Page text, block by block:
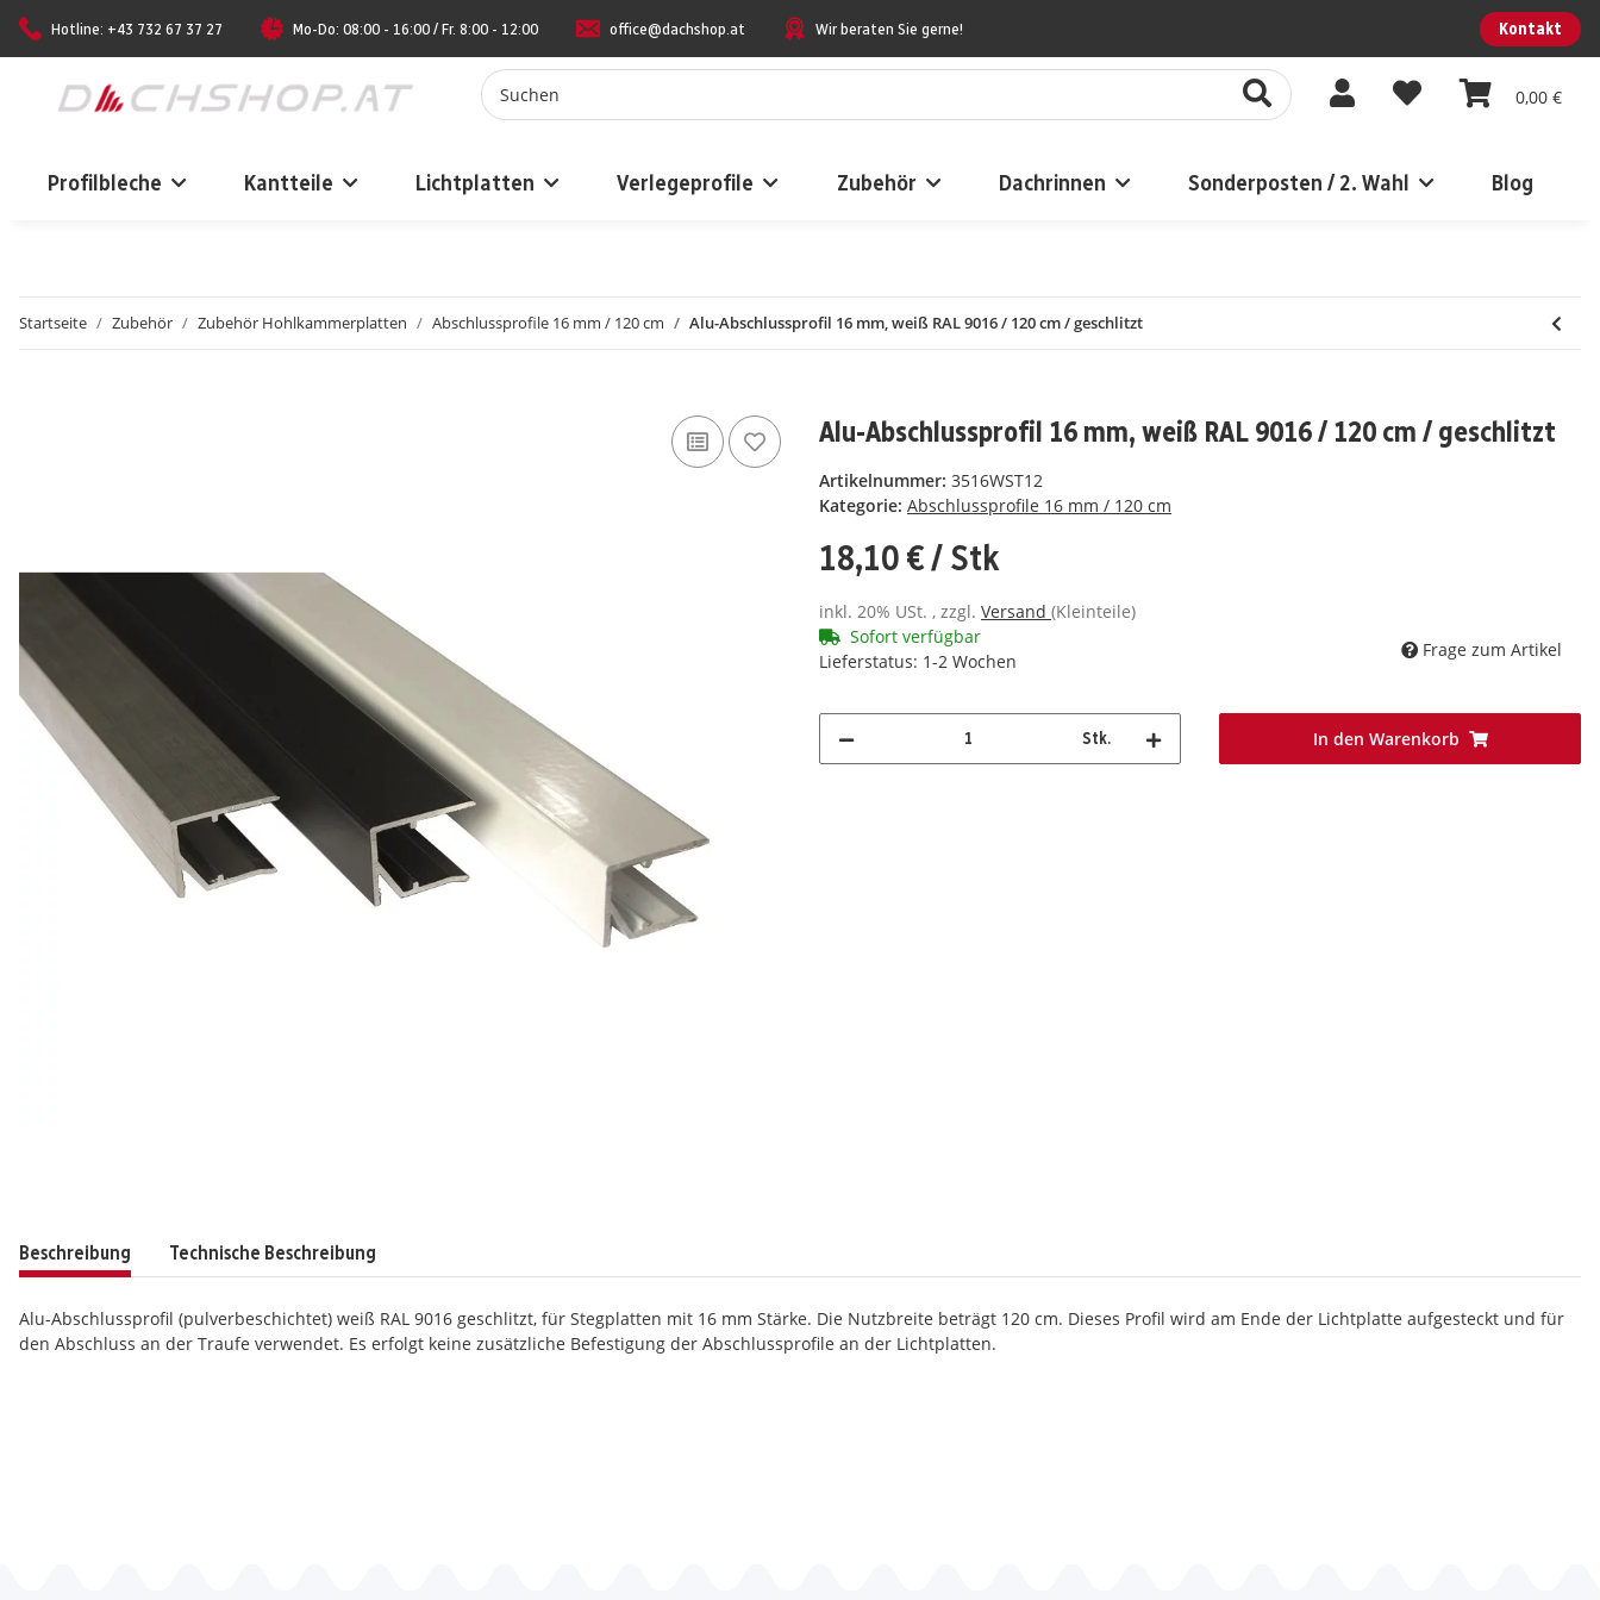
Hotline: +43 732 67 37 27 Mo-Do: 08:00 - 16:00 / Fr. 8:00 - 12:00 office@dachshop.at Wir beraten Sie gerne! Kontakt
0,00 €
Profilbleche Kantteile Lichtplatten Verlegeprofile Zubehör Dachrinnen Sonderposten / 2. Wahl Blog
Startseite Zubehör Zubehör Hohlkammerplatten Abschlussprofile 16 mm / 120 cm Alu-Abschlussprofil 16 mm, weiß RAL 9016 / 120 cm / geschlitzt
Alu-Abschlussprofil 16 mm, weiß RAL 9016 / 120 cm / geschlitzt
Artikelnummer: 3516WST12
Kategorie: Abschlussprofile 16 mm / 120 cm
18,10 €/ Stk
inkl. 20% USt. , zzgl. Versand (Kleinteile)
Sofort verfügbar
Lieferstatus: 1-2 Wochen
Frage zum Artikel
Stk. In den Warenkorb
Beschreibung Technische Beschreibung
Alu-Abschlussprofil (pulverbeschichtet) weiß RAL 9016 geschlitzt, für Stegplatten mit 16 mm Stärke. Die Nutzbreite beträgt 120 cm. Dieses Profil wird am Ende der Lichtplatte aufgesteckt und für
den Abschluss an der Traufe verwendet. Es erfolgt keine zusätzliche Befestigung der Abschlussprofile an der Lichtplatten.